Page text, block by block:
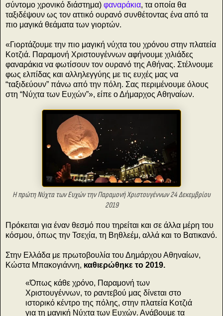
σύντομο χρονικό διάστημα) φαναράκια, τα οποία θα
ταξιδέψουν ως τον αττικό ουρανό συνθέτοντας ένα από τα
πιο μαγικά θεάματα των γιορτών.
«Γιορτάζουμε την πιο μαγική νύχτα του χρόνου στην πλατεία
Κοτζιά. Παραμονή Χριστουγέννων αφήνουμε χιλιάδες
φαναράκια να φωτίσουν τον ουρανό της Αθήνας. Στέλνουμε
φως ελπίδας και αλληλεγγύης με τις ευχές μας να
“ταξιδεύουν” πάνω από την πόλη. Σας περιμένουμε όλους
στη “Νύχτα των Ευχών”», είπε ο Δήμαρχος Αθηναίων.
Η πρώτη Νύχτα των Ευχών την Παραμονή Χριστουγέννων 24 Δεκεμβρίου
2019
Πρόκειται για έναν θεσμό που τηρείται και σε άλλα μέρη του
κόσμου, όπως την Τσεχία, τη Βηθλεέμ, αλλά και το Βατικανό.
Στην Ελλάδα με πρωτοβουλία του Δημάρχου Αθηναίων,
Κώστα Μπακογιάννη, καθιερώθηκε το 2019.
«Όπως κάθε χρόνο, Παραμονή των
Χριστουγέννων, το ραντεβού μας δίνεται στο
ιστορικό κέντρο της πόλης, στην πλατεία Κοτζιά
για τη μαγική Νύχτα των Ευχών. Ανάβουμε τα